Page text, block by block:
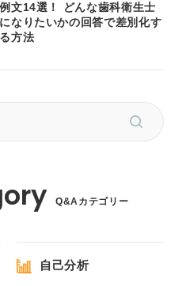
例文14選！ どんな歯科衛生士
になりたいかの回答で差別化す
る方法
Q&Aカテゴリー
自己分析